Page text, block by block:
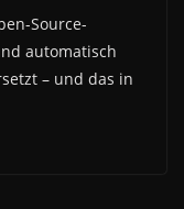
Source-
automatisch
– und das in